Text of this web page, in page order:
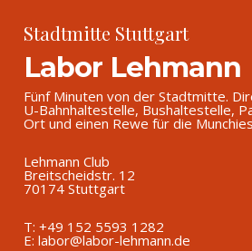
Stadtmitte Stuttgart
Labor Lehmann
Fünf Minuten von der Stadtmitte.
U-Bahnhaltestelle, Bushaltestelle,
Ort und einen Rewe für die
Lehmann Club
Breitscheidstr. 12
70174 Stuttgart
T: +49 152 5593 1282
E: labor@labor-lehmann.de